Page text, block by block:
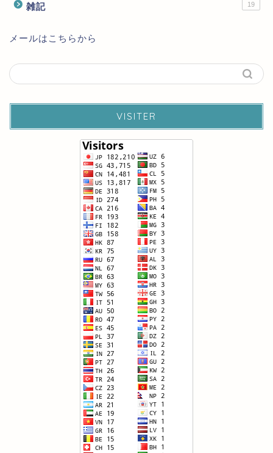
雑記 19
メールはこちらから
VISITER